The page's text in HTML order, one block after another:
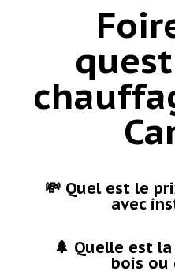
💸 Quel est le
avec
🌲 Quelle est
bois ou